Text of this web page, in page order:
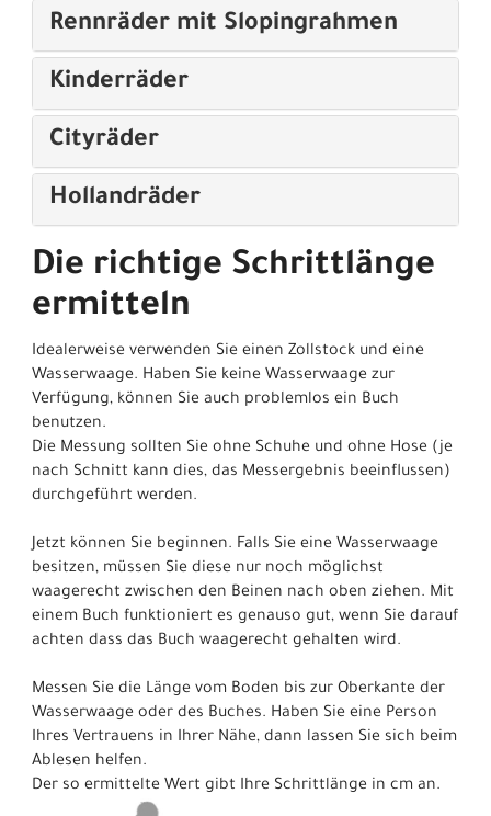
Rennräder mit Slopingrahmen
Kinderräder
Cityräder
Hollandräder
Die richtige Schrittlänge
ermitteln
Idealerweise verwenden Sie einen Zollstock und eine
Wasserwaage. Haben Sie keine Wasserwaage zur
Verfügung, können Sie auch problemlos ein Buch
benutzen.
Die Messung sollten Sie ohne Schuhe und ohne Hose (je
nach Schnitt kann dies, das Messergebnis beeinflussen)
durchgeführt werden.
Jetzt können Sie beginnen. Falls Sie eine Wasserwaage
besitzen, müssen Sie diese nur noch möglichst
waagerecht zwischen den Beinen nach oben ziehen. Mit
einem Buch funktioniert es genauso gut, wenn Sie darauf
achten dass das Buch waagerecht gehalten wird.
Messen Sie die Länge vom Boden bis zur Oberkante der
Wasserwaage oder des Buches. Haben Sie eine Person
Ihres Vertrauens in Ihrer Nähe, dann lassen Sie sich beim
Ablesen helfen.
Der so ermittelte Wert gibt Ihre Schrittlänge in cm an.